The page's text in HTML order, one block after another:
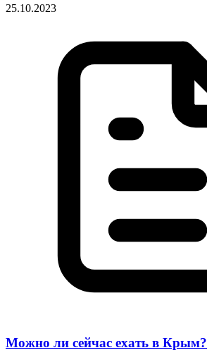
25.10.2023
Можно ли сейчас ехать в Крым?